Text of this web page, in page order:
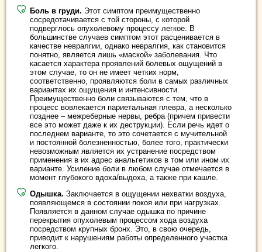
Боль в груди. Этот симптом преимущественно
сосредотачивается с той стороны, с которой
подверглось опухолевому процессу легкое. В
большинстве случаев симптом этот расценивается в
качестве невралгии, однако невралгия, как становится
понятно, является лишь «маской» заболевания. Что
касается характера проявлений болевых ощущений в
этом случае, то он не имеет четких норм,
соответственно, проявляются боли в самых различных
вариантах их ощущения и интенсивности.
Преимущественно боли связываются с тем, что в
процесс вовлекается париетальная плевра, а несколько
позднее – межреберные нервы, ребра (причем привести
все это может даже к их деструкции). Если речь идет о
последнем варианте, то это сочетается с мучительной
и постоянной болезненностью, более того, практически
невозможным является их устранение посредством
применения в их адрес анальгетиков в том или ином их
варианте. Усиление боли в любом случае отмечается в
момент глубокого вдоха/выдоха, а также при кашле.
Одышка. Заключается в ощущении нехватки воздуха,
появляющемся в состоянии покоя или при нагрузках.
Появляется в данном случае одышка по причине
перекрытия опухолевым процессом хода воздуха
посредством крупных бронх. Это, в свою очередь,
приводит к нарушениям работы определенного участка
легкого.